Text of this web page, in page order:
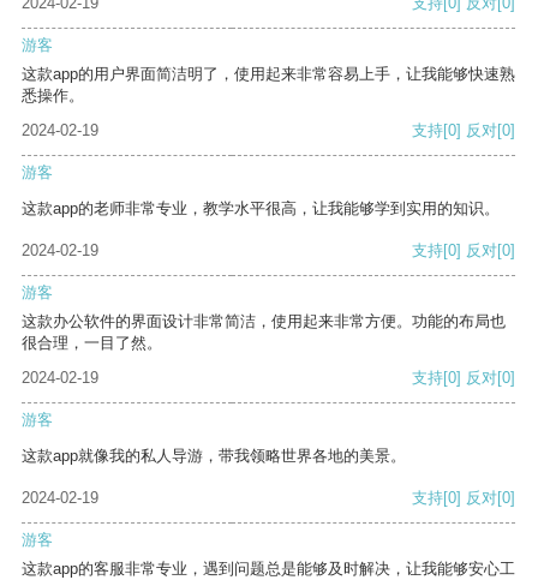
游客
这款app的用户界面简洁明了，使用起来非常容易上手，让我能够快速熟
悉操作。
2024-02-19
支持[0] 反对[0]
游客
这款app的老师非常专业，教学水平很高，让我能够学到实用的知识。
2024-02-19 支持[0] 反对[0]
游客
这款办公软件的界面设计非常简洁，使用起来非常方便。功能的布局也
很合理，一目了然。
2024-02-19
支持[0] 反对[0]
游客
这款app就像我的私人导游，带我领略世界各地的美景。
2024-02-19 支持[0] 反对[0]
游客
这款app的客服非常专业，遇到问题总是能够及时解决，让我能够安心工